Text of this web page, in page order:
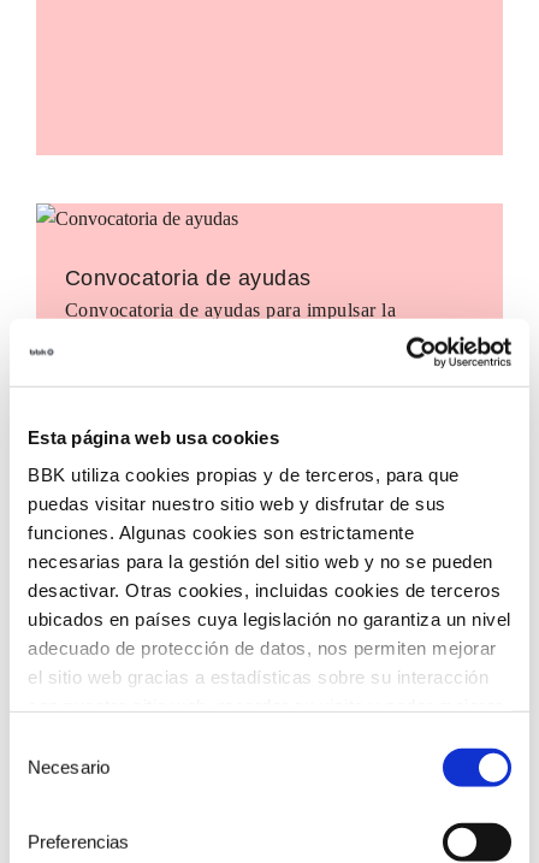
Esta página web usa cookies
BBK utiliza cookies propias y de terceros, para que
puedas visitar nuestro sitio web y disfrutar de sus
funciones. Algunas cookies son estrictamente
necesarias para la gestión del sitio web y no se pueden
desactivar. Otras cookies, incluidas cookies de terceros
ubicados en países cuya legislación no garantiza un nivel
adecuado de protección de datos, nos permiten mejorar
el sitio web gracias a estadísticas sobre su interacción
el uso que haga del sitio web con nuestros partners de
información que les haya proporcionado o que hayan
recopilado a partir del uso que haya hecho de sus
Necesario
Preferencias
Convocatoria de ayudas
Convocatoria de ayudas para impulsar la
incorporación de tecnologías innovadoras en
territorio.